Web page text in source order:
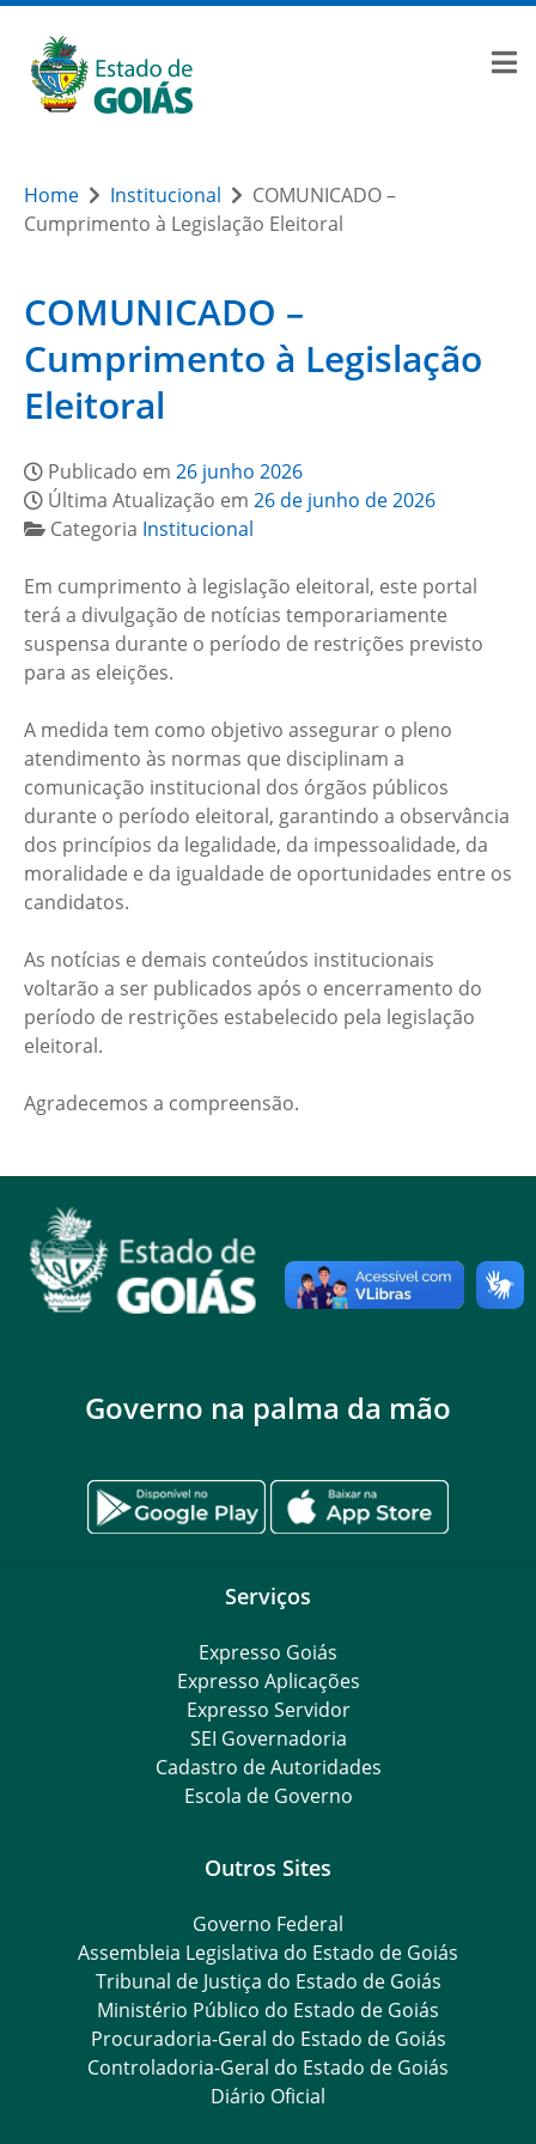
Home Institucional
COMUNICADO –
Cumprimento à Legislação Eleitoral
COMUNICADO –
Cumprimento à Legislação
Eleitoral
Publicado em 26 junho 2026
Última Atualização em 26 de junho de 2026
Categoria Institucional
Em cumprimento à legislação eleitoral, este portal
terá a divulgação de notícias temporariamente
suspensa durante o período de restrições previsto
para as eleições.
A medida tem como objetivo assegurar o pleno
atendimento às normas que disciplinam a
comunicação institucional dos órgãos públicos
durante o período eleitoral, garantindo a observância
dos princípios da legalidade, da impessoalidade, da
moralidade e da igualdade de oportunidades entre os
candidatos.
As notícias e demais conteúdos institucionais
voltarão a ser publicados após o encerramento do
período de restrições estabelecido pela legislação
eleitoral.
Agradecemos a compreensão.
Governo na palma da mão
Serviços
Expresso Goiás
Expresso Aplicações
Expresso Servidor
SEI Governadoria
Cadastro de Autoridades
Escola de Governo
Outros Sites
Governo Federal
Assembleia Legislativa do Estado de Goiás
Tribunal de Justiça do Estado de Goiás
Ministério Público do Estado de Goiás
Procuradoria-Geral do Estado de Goiás
Controladoria-Geral do Estado de Goiás
Diário Oficial